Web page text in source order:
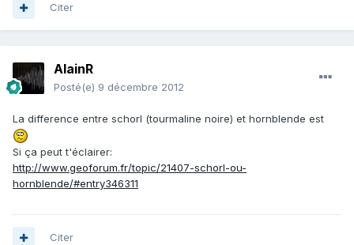
Citer
AlainR
Posté(e) 9 décembre 2012
La difference entre schorl (tourmaline noire) et hornblende est
Si ça peut t'éclairer:
http://www.geoforum.fr/topic/21407-schorl-ou-
hornblende/#entry346311
Citer